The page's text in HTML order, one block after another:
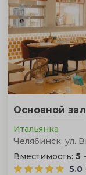
Основной зал
Итальянка
Челябинск, ул.
Вместимость: 5
5.0